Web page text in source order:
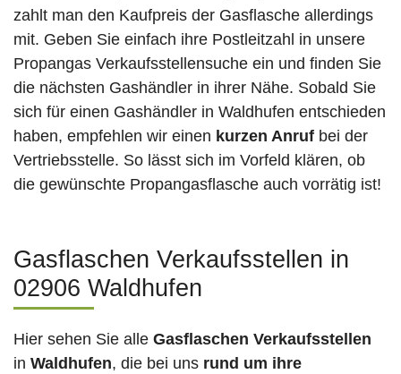
zahlt man den Kaufpreis der Gasflasche allerdings
mit. Geben Sie einfach ihre Postleitzahl in unsere
Propangas Verkaufsstellensuche ein und finden Sie
die nächsten Gashändler in ihrer Nähe. Sobald Sie
sich für einen Gashändler in Waldhufen entschieden
haben, empfehlen wir einen kurzen Anruf bei der
Vertriebsstelle. So lässt sich im Vorfeld klären, ob
die gewünschte Propangasflasche auch vorrätig ist!
Gasflaschen Verkaufsstellen in
02906 Waldhufen
Hier sehen Sie alle Gasflaschen Verkaufsstellen
in Waldhufen, die bei uns rund um ihre